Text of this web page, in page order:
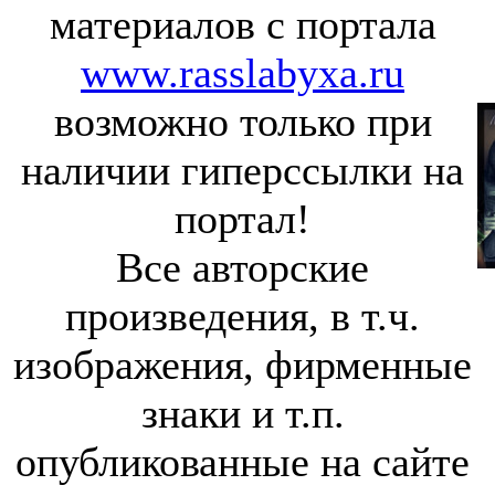
материалов с портала
www.rasslabyxa.ru
возможно только при
наличии гиперссылки на
портал!
Все авторские
произведения, в т.ч.
изображения, фирменные
знаки и т.п.
опубликованные на сайте